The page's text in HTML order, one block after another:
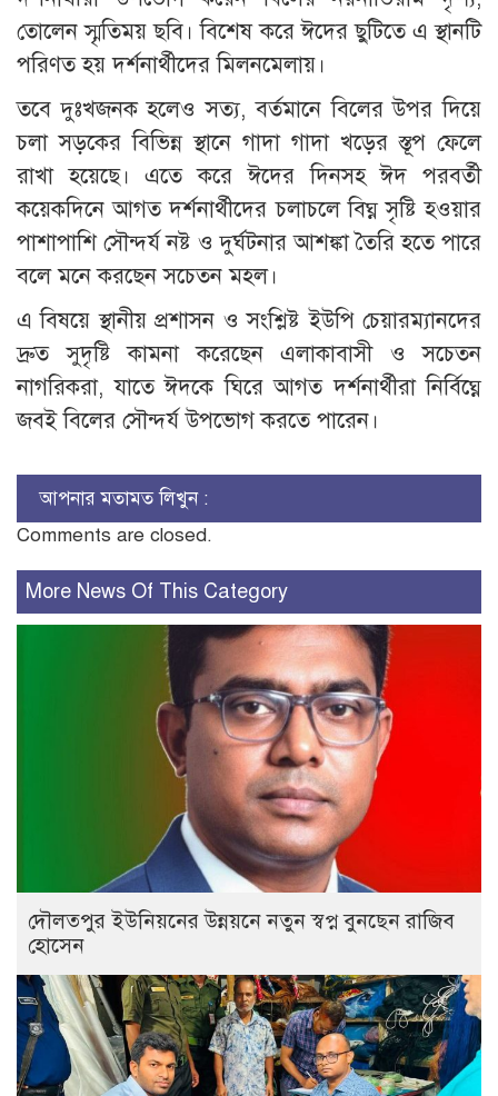
তোলেন স্মৃতিময় ছবি। বিশেষ করে ঈদের ছুটিতে এ স্থানটি
পরিণত হয় দর্শনার্থীদের মিলনমেলায়।
তবে দুঃখজনক হলেও সত্য, বর্তমানে বিলের উপর দিয়ে
চলা সড়কের বিভিন্ন স্থানে গাদা গাদা খড়ের স্তূপ ফেলে
রাখা হয়েছে। এতে করে ঈদের দিনসহ ঈদ পরবর্তী
কয়েকদিনে আগত দর্শনার্থীদের চলাচলে বিঘ্ন সৃষ্টি হওয়ার
পাশাপাশি সৌন্দর্য নষ্ট ও দুর্ঘটনার আশঙ্কা তৈরি হতে পারে
বলে মনে করছেন সচেতন মহল।
এ বিষয়ে স্থানীয় প্রশাসন ও সংশ্লিষ্ট ইউপি চেয়ারম্যানদের
দ্রুত সুদৃষ্টি কামনা করেছেন এলাকাবাসী ও সচেতন
নাগরিকরা, যাতে ঈদকে ঘিরে আগত দর্শনার্থীরা নির্বিঘ্নে
জবই বিলের সৌন্দর্য উপভোগ করতে পারেন।
আপনার মতামত লিখুন :
Comments are closed.
More News Of This Category
দৌলতপুর ইউনিয়নের উন্নয়নে নতুন স্বপ্ন বুনছেন রাজিব
হোসেন